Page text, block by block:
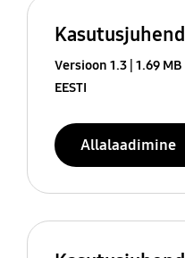
Kasutusjuhend
Versioon 1.3 1.69 MB
EESTI
Allalaadimine